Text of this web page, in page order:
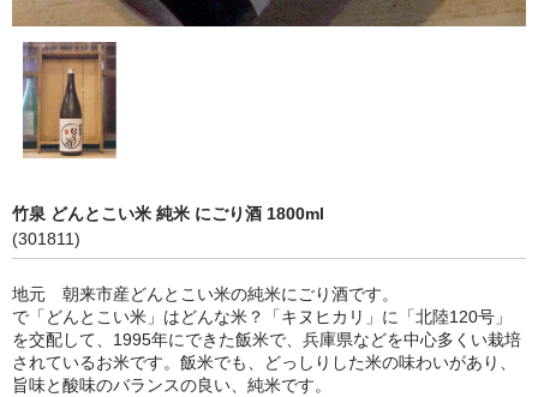
るみ子の酒・英・妙の華 森喜酒造（三重県伊賀市）
大治郎・喜量能 畑酒造（滋賀県東近江市）
秋鹿・奥鹿 秋鹿酒造（大阪府豊能郡能勢町）
竹泉 田治米（兵庫県朝来市）
諏訪泉 諏訪酒造（鳥取県八頭郡智頭町）
✚旭日 旭日酒造（島根県出雲市）
竹泉 どんとこい米 純米 にごり酒 1800ml
(301811)
地元 朝来市産どんとこい米の純米にごり酒です。
で「どんとこい米」はどんな米？「キヌヒカリ」に「北陸120号」
を交配して、1995年にできた飯米で、兵庫県などを中心多くい栽培
されているお米です。飯米でも、どっしりした米の味わいがあり、
旨味と酸味のバランスの良い、純米です。